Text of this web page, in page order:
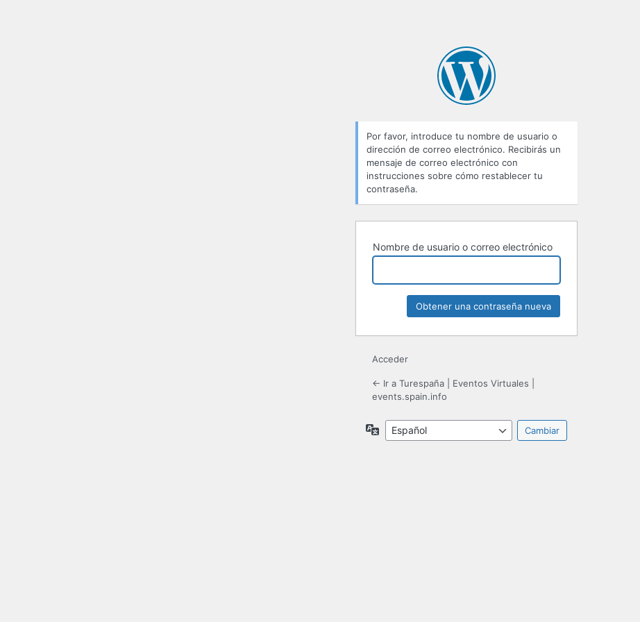
Por favor, introduce tu nombre de usuario o
dirección de correo electrónico. Recibirás un
mensaje de correo electrónico con
instrucciones sobre cómo restablecer tu
contraseña.
Nombre de usuario o correo electrónico
Acceder
← Ir a Turespaña | Eventos Virtuales |
events.spain.info
Idioma